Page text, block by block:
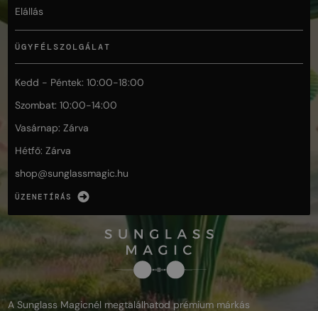
Elállás
ÜGYFÉLSZOLGÁLAT
Kedd - Péntek: 10:00-18:00
Szombat: 10:00-14:00
Vasárnap: Zárva
Hétfő: Zárva
shop@sunglassmagic.hu
ÜZENETÍRÁS
A Sunglass Magicnél megtalálhatod prémium márkás